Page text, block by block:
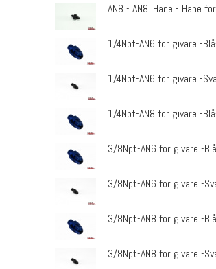
AN8 - AN8, Hane - Hane
1/4Npt-AN6 för givare -
1/4Npt-AN6 för givare -
1/4Npt-AN8 för givare -
3/8Npt-AN6 för givare -
3/8Npt-AN6 för givare -
3/8Npt-AN8 för givare -
3/8Npt-AN8 för givare -